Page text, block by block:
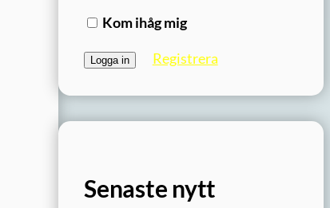
Kom ihåg mig
Registrera
Senaste nytt